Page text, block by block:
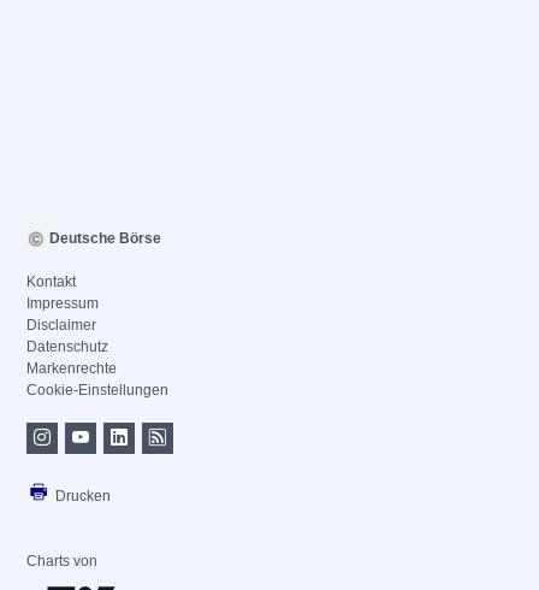
Deutsche Börse
Kontakt
Impressum
Disclaimer
Datenschutz
Markenrechte
Cookie-Einstellungen
Drucken
Charts von